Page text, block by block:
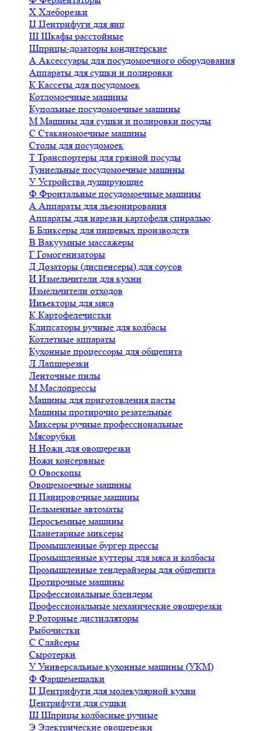
Х Хлеборезки
Ц Центрифуги для яиц
Ш Шкафы расстойные
Шприцы-дозаторы кондитерские
А Аксессуары для посудомоечного оборудования
Аппараты для сушки и полировки
К Кассеты для посудомоек
Котломоечные машины
Купольные посудомоечные машины
М Машины для сушки и полировки посуды
С Стаканомоечные машины
Столы для посудомоек
Т Транспортеры для грязной посуды
Туннельные посудомоечные машины
У Устройства душирующие
Ф Фронтальные посудомоечные машины
А Аппараты для льезонирования
Аппараты для нарезки картофеля спиралью
Б Бликсеры для пищевых производств
В Вакуумные массажеры
Г Гомогенизаторы
Д Дозаторы (диспенсеры) для соусов
И Измельчители для кухни
Измельчители отходов
Инъекторы для мяса
К Картофелечистки
Клипсаторы ручные для колбасы
Котлетные аппараты
Кухонные процессоры для общепита
Л Лапшерезки
Ленточные пилы
М Маслопрессы
Машины для приготовления пасты
Машины протирочно резательные
Миксеры ручные профессиональные
Мясорубки
Н Ножи для овощерезки
Ножи консервные
О Овоскопы
Овощемоечные машины
П Панировочные машины
Пельменные автоматы
Перосъемные машины
Планетарные миксеры
Промышленные бургер прессы
Промышленные куттеры для мяса и колбасы
Промышленные тендерайзеры для общепита
Протирочные машины
Профессиональные блендеры
Профессиональные механические овощерезки
Р Роторные дистилляторы
Рыбочистки
С Слайсеры
Сыротерки
У Универсальные кухонные машины (УКМ)
Ф Фаршемешалки
Ц Центрифуги для молекулярной кухни
Центрифуги для сушки
Ш Шприцы колбасные ручные
Э Электрические овощерезки